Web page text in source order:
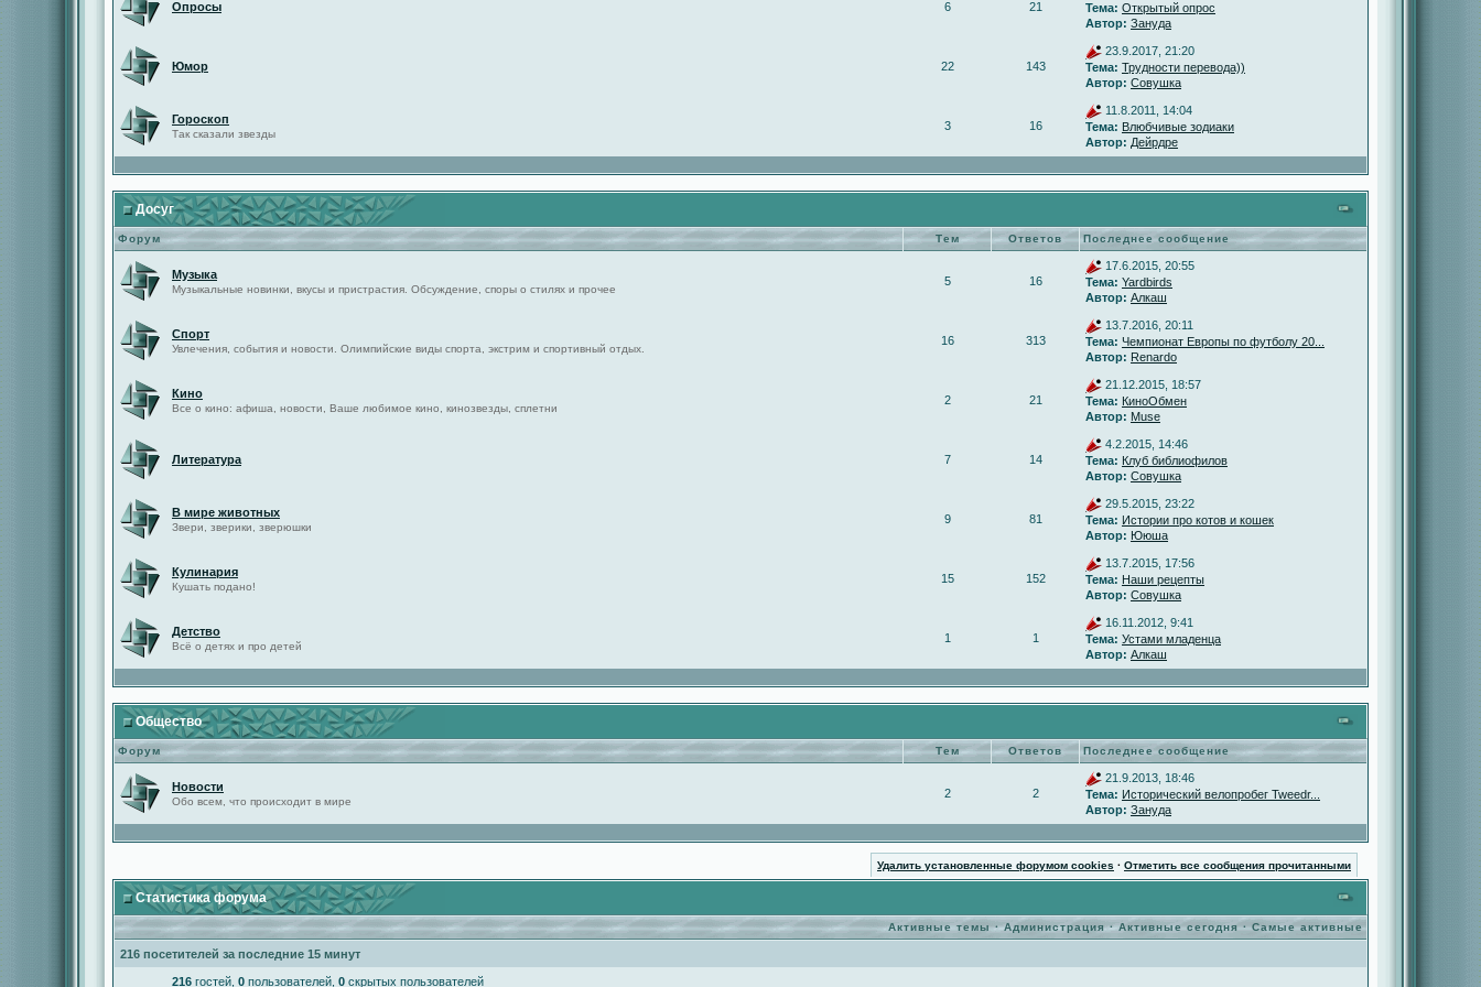
Опросы 6 21
Тема: Открытый опрос
Автор: Зануда
Юмор 22 143
23.9.2017, 21:20
Тема: Трудности перевода))
Автор: Совушка
Гороскоп
Так сказали звезды
3 16
11.8.2011, 14:04
Тема: Влюбчивые зодиаки
Автор: Дейрдре
Досуг
Форум Тем Ответов Последнее сообщение
Музыка
Музыкальные новинки, вкусы и пристрастия. Обсуждение, споры о стилях и прочее
5 16
17.6.2015, 20:55
Тема: Yardbirds
Автор: Алкаш
Спорт
Увлечения, события и новости. Олимпийские виды спорта, экстрим и спортивный отдых.
16 313
13.7.2016, 20:11
Тема: Чемпионат Европы по футболу 20...
Автор: Renardo
Кино
Все о кино: афиша, новости, Ваше любимое кино, кинозвезды, сплетни
2 21
21.12.2015, 18:57
Тема: КиноОбмен
Автор: Muse
Литература 7 14
4.2.2015, 14:46
Тема: Клуб библиофилов
Автор: Совушка
В мире животных
Звери, зверики, зверюшки
9 81
29.5.2015, 23:22
Тема: Истории про котов и кошек
Автор: Ююша
Кулинария
Кушать подано!
15 152
13.7.2015, 17:56
Тема: Наши рецепты
Автор: Совушка
Детство
Всё о детях и про детей
1 1
16.11.2012, 9:41
Тема: Устами младенца
Автор: Алкаш
Общество
Форум Тем Ответов Последнее сообщение
Новости
Обо всем, что происходит в мире
2 2
21.9.2013, 18:46
Тема: Исторический велопробег Tweedr...
Автор: Зануда
Удалить установленные форумом cookies · Отметить все сообщения прочитанными
Статистика форума
Активные темы·Администрация·Активные сегодня · Самые активные
216 посетителей за последние 15 минут
216 гостей, 0 пользователей, 0 скрытых пользователей